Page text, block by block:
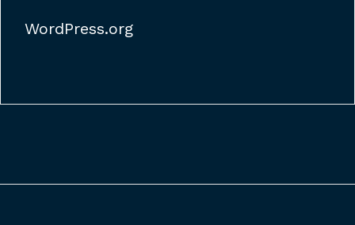
WordPress.org